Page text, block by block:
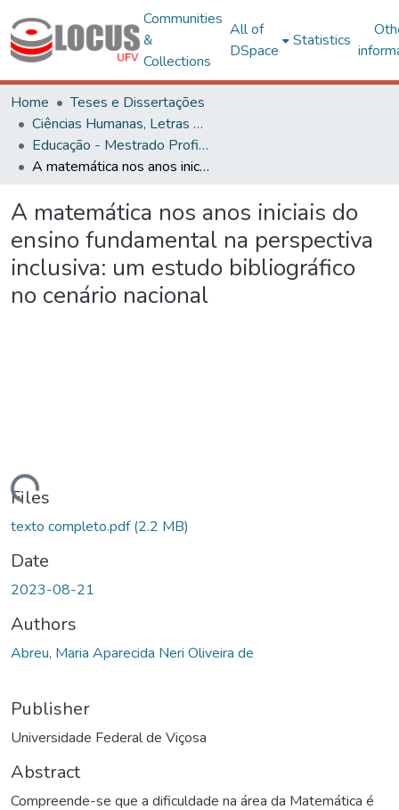
Communities
&
Collections
All of
DSpace
Statistics
Home
Teses e Dissertações
Ciências Humanas, Letras e Artes
Educação - Mestrado Profissional
A matemática nos anos iniciais do ensino fundamental na perspectiva inclusiva: um estudo bibliográfico no cenário nacional
A matemática nos anos iniciais do
ensino fundamental na perspectiva
inclusiva: um estudo bibliográfico
no cenário nacional
Files
texto completo.pdf(2.2 MB)
Date
2023-08-21
Authors
Abreu, Maria Aparecida Neri Oliveira de
Publisher
Universidade Federal de Viçosa
Abstract
Compreende-se que a dificuldade na área da Matemática é